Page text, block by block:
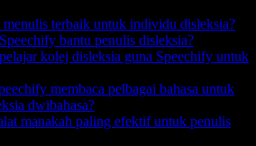
menulis terbaik untuk individu disleksia?
bantu penulis disleksia?
kolej disleksia guna Speechify untuk
membaca pelbagai bahasa untuk
dwibahasa?
manakah paling efektif untuk penulis